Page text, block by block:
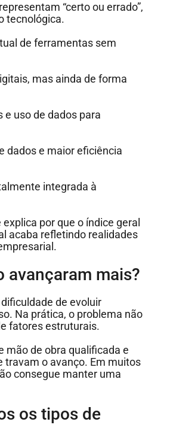
“certo ou errado”,
tecnológica.
de ferramentas sem
mas ainda de forma
uso de dados para
dados e maior eficiência
integrada à
por que o índice geral
acaba refletindo realidades
avançaram mais?
de evoluir
Na prática, o problema não
fatores estruturais.
mão de obra qualificada e
travam o avanço. Em muitos
consegue manter uma
os tipos de